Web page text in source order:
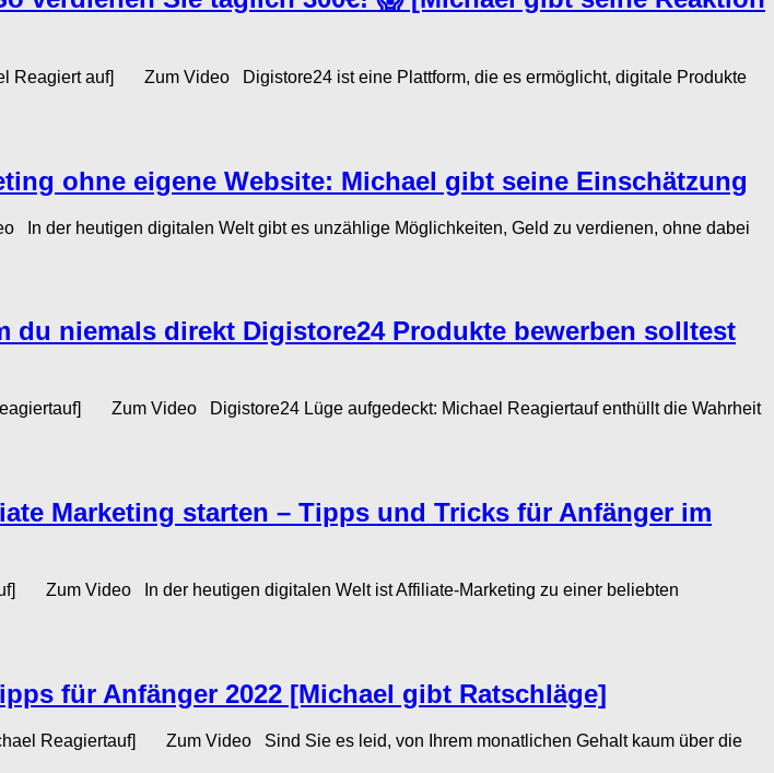
Reagiert auf] Zum Video Digistore24 ist eine Plattform, die es ermöglicht, digitale Produkte
ohne eigene Website: Michael gibt seine Einschätzung
der heutigen digitalen Welt gibt es unzählige Möglichkeiten, Geld zu verdienen, ohne dabei
du niemals direkt Digistore24 Produkte bewerben solltest
Zum Video Digistore24 Lüge aufgedeckt: Michael Reagiertauf enthüllt die Wahrheit
Marketing starten – Tipps und Tricks für Anfänger im
Zum Video In der heutigen digitalen Welt ist Affiliate-Marketing zu einer beliebten
für Anfänger 2022 [Michael gibt Ratschläge]
Reagiertauf] Zum Video Sind Sie es leid, von Ihrem monatlichen Gehalt kaum über die